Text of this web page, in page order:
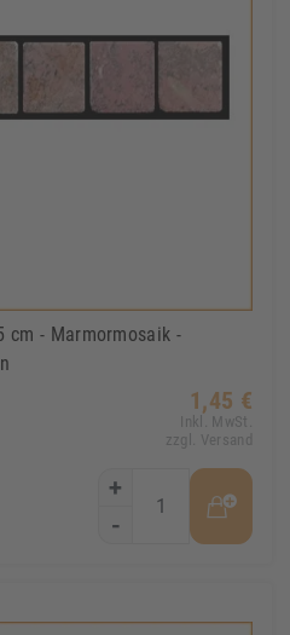
cm - Marmormosaik -
1,45 €
Inkl. MwSt.
zzgl. Versand
+
-